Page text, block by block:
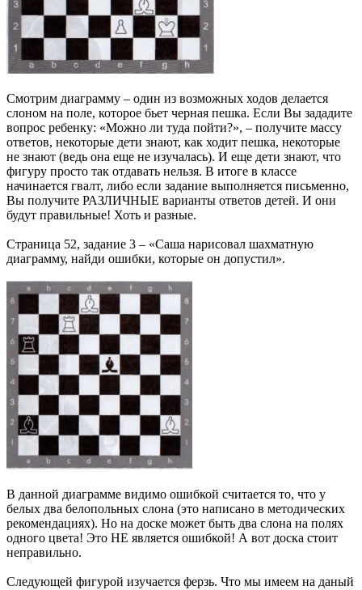
Смотрим диаграмму – один из возможных ходов делается
слоном на поле, которое бьет черная пешка. Если Вы зададите
вопрос ребенку: «Можно ли туда пойти?», – получите массу
ответов, некоторые дети знают, как ходит пешка, некоторые
не знают (ведь она еще не изучалась). И еще дети знают, что
фигуру просто так отдавать нельзя. В итоге в классе
начинается гвалт, либо если задание выполняется письменно,
Вы получите РАЗЛИЧНЫЕ варианты ответов детей. И они
будут правильные! Хоть и разные.
Страница 52, задание 3 – «Саша нарисовал шахматную
диаграмму, найди ошибки, которые он допустил».
В данной диаграмме видимо ошибкой считается то, что у
белых два белопольных слона (это написано в методических
рекомендациях). Но на доске может быть два слона на полях
одного цвета! Это НЕ является ошибкой! А вот доска стоит
неправильно.
Следующей фигурой изучается ферзь. Что мы имеем на даный